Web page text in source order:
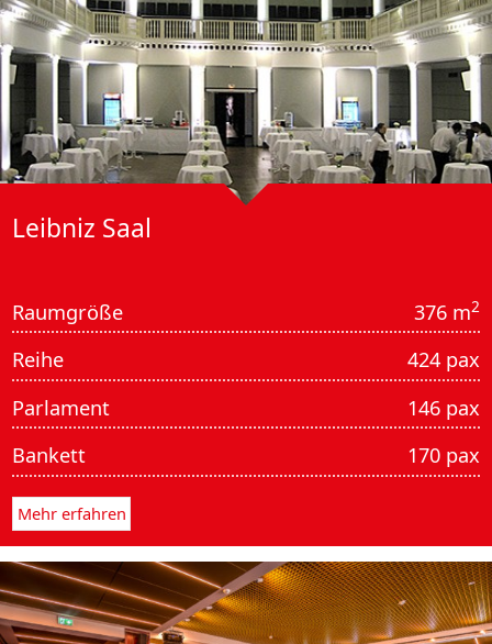
Leibniz Saal
Raumgröße 376 m2
Reihe
424 pax
Parlament
146 pax
Bankett
170 pax
Mehr erfahren